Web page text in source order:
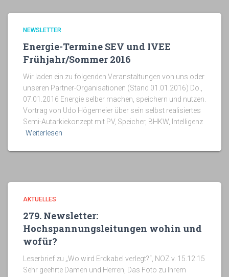
NEWSLETTER
Energie-Termine SEV und IVEE
Frühjahr/Sommer 2016
Wir laden ein zu folgenden Veranstaltungen von uns oder
unseren Partner-Organisationen (Stand 01.01.2016) Do.,
07.01.2016 Energie selber machen, speichern und nutzen.
Vortrag von Udo Högemeier über sein selbst realisiertes
Semi-Autarkiekonzept mit PV, Speicher, BHKW, Intelligenz
Weiterlesen
AKTUELLES
279. Newsletter:
Hochspannungsleitungen wohin und
wofür?
Leserbrief zu „Wo wird Erdkabel verlegt?“, NOZ v. 15.12.15
Sehr geehrte Damen und Herren, Das Foto zu Ihrem